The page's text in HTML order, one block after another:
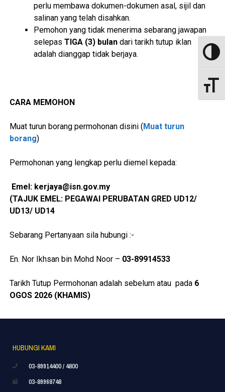
perlu membawa dokumen-dokumen asal, sijil dan
salinan yang telah disahkan.
Pemohon yang tidak menerima sebarang jawapan
selepas TIGA (3) bulan dari tarikh tutup iklan
adalah dianggap tidak berjaya.
CARA MEMOHON
Muat turun borang permohonan disini (Muat turun
borang)
Permohonan yang lengkap perlu diemel kepada:
Emel: kerjaya@isn.gov.my
(TAJUK EMEL: PEGAWAI PERUBATAN GRED UD12/
UD13/ UD14
Sebarang Pertanyaan sila hubungi :-
En. Nor Ikhsan bin Mohd Noor – 03-89914533
Tarikh Tutup Permohonan adalah sebelum atau pada 6
OGOS 2026 (KHAMIS)
HUBUNGI KAMI
03-89914400 / 4800
03-89968748